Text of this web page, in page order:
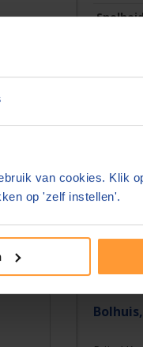
van cookies. Klik
op 'zelf instellen'.
Prijs /
Akte: